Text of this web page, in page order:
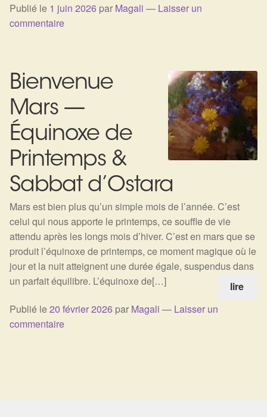
Publié le 1 juin 2026 par Magali — Laisser un
commentaire
Bienvenue
Mars —
Équinoxe de
Printemps &
Sabbat d’Ostara
Mars est bien plus qu’un simple mois de l’année. C’est
celui qui nous apporte le printemps, ce souffle de vie
attendu après les longs mois d’hiver. C’est en mars que se
produit l’équinoxe de printemps, ce moment magique où le
jour et la nuit atteignent une durée égale, suspendus dans
un parfait équilibre. L’équinoxe de[…]
lire
Publié le20 février 2026 par Magali — Laisser un
commentaire